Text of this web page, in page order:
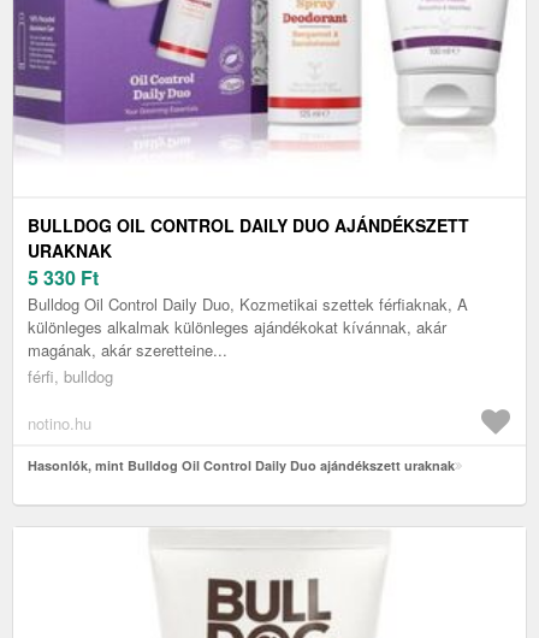
BULLDOG OIL CONTROL DAILY DUO AJÁNDÉKSZETT
URAKNAK
5 330 Ft
Bulldog Oil Control Daily Duo, Kozmetikai szettek férfiaknak, A
különleges alkalmak különleges ajándékokat kívánnak, akár
magának, akár szeretteine...
férfi, bulldog
notino.hu
Hasonlók, mint Bulldog Oil Control Daily Duo ajándékszett uraknak